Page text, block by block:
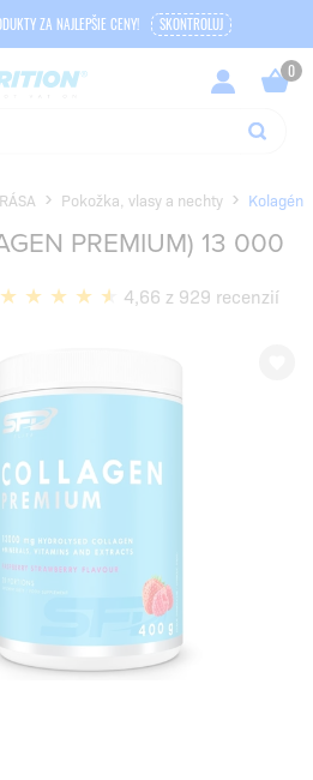
ZA NAJLEPŠIE CENY! SKONTROLUJ
Pokožka, vlasy a nechty Kolagén
PREMIUM) 13 000
4,66 z 929 recenzií